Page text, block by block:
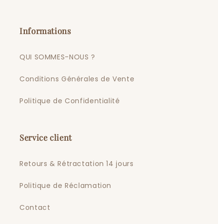
Informations
QUI SOMMES-NOUS ?
Conditions Générales de Vente
Politique de Confidentialité
Service client
Retours & Rétractation 14 jours
Politique de Réclamation
Contact